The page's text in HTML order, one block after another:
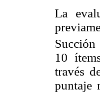
La
Succión
10
través
puntaje